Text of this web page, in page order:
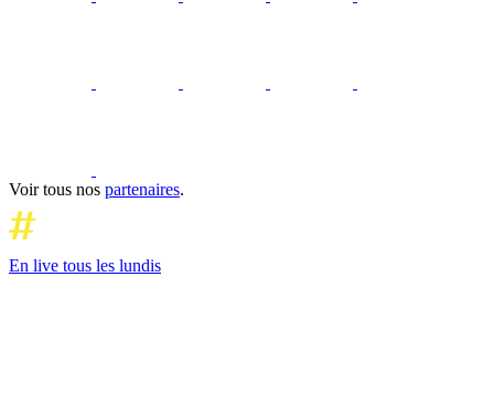
Voir tous nos partenaires.
En live tous les lundis